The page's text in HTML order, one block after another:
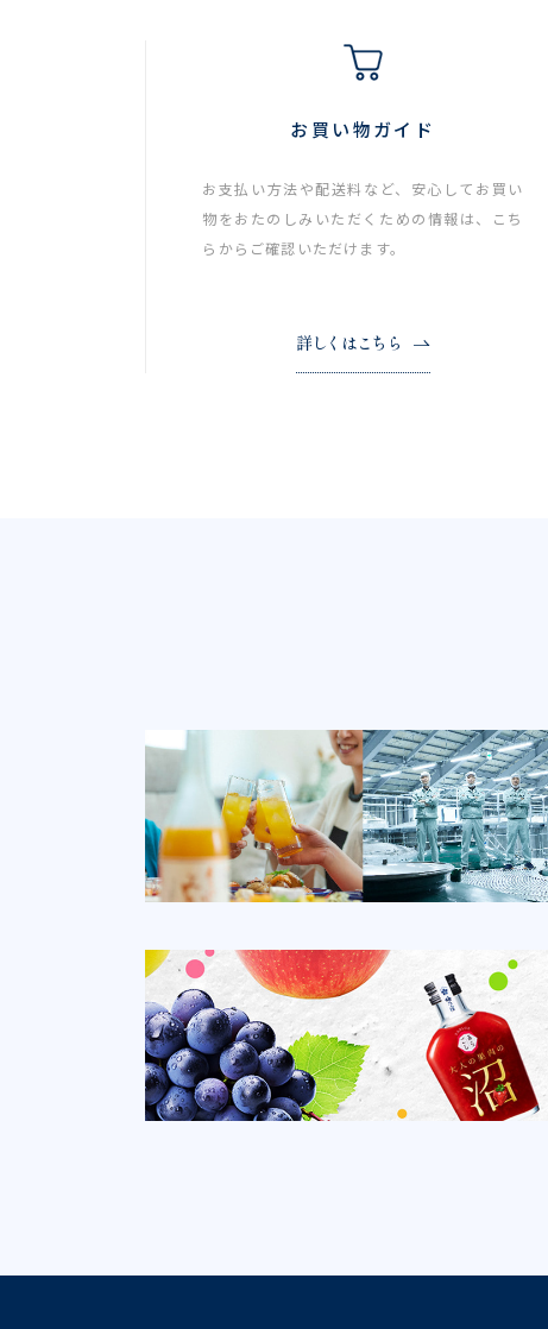
お買い物ガイド
お支払い方法や配送料など、安心してお買い
物をおたのしみいただくための情報は、こち
らからご確認いただけます。
詳しくはこちら